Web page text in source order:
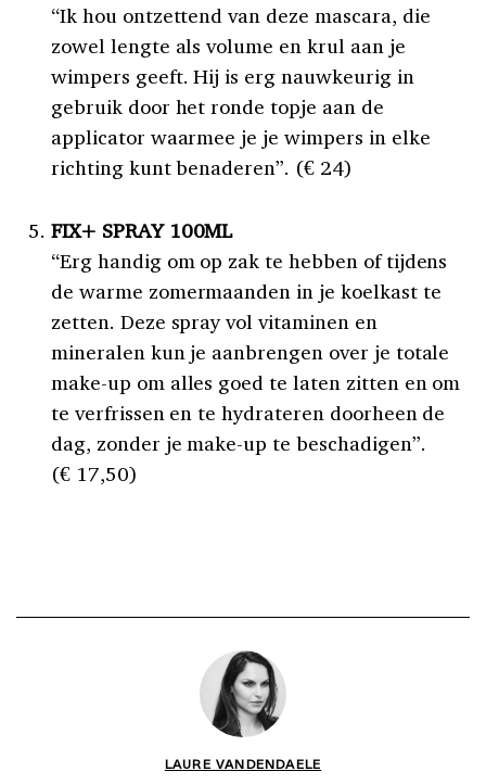
“Ik hou ontzettend van deze mascara, die
zowel lengte als volume en krul aan je
wimpers geeft. Hij is erg nauwkeurig in
gebruik door het ronde topje aan de
applicator waarmee je je wimpers in elke
richting kunt benaderen”. (€ 24)
FIX+ SPRAY 100ML
“Erg handig om op zak te hebben of tijdens
de warme zomermaanden in je koelkast te
zetten. Deze spray vol vitaminen en
mineralen kun je aanbrengen over je totale
make-up om alles goed te laten zitten en om
te verfrissen en te hydrateren doorheen de
dag, zonder je make-up te beschadigen”.
(€ 17,50)
LAURE VANDENDAELE